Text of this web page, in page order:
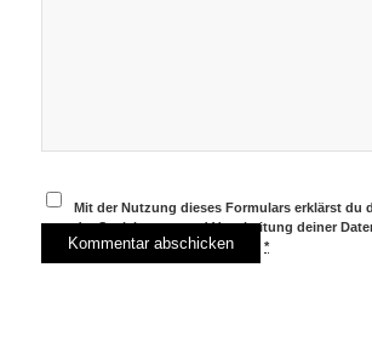
Mit der Nutzung dieses Formulars erklärst du
der Speicherung und Verarbeitung deiner
diese Website einverstanden.*